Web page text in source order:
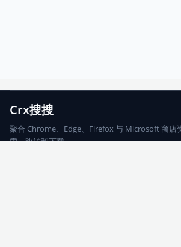
Crx搜搜
聚合 Chrome、Edge、Firefox 与 Microsoft 商店
索、跳转和下载。